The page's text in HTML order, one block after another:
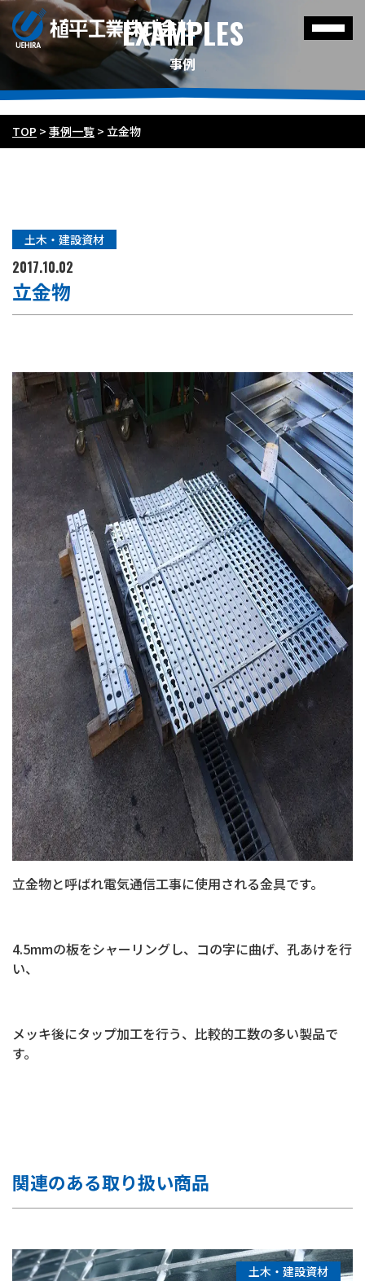
EXAMPLES
事例
TOP > 事例一覧 > 立金物
土木・建設資材
2017.10.02
立金物
立金物と呼ばれ電気通信工事に使用される金具です。
4.5mmの板をシャーリングし、コの字に曲げ、孔あけを行
い、
メッキ後にタップ加工を行う、比較的工数の多い製品で
す。
関連のある取り扱い商品
土木・建設資材